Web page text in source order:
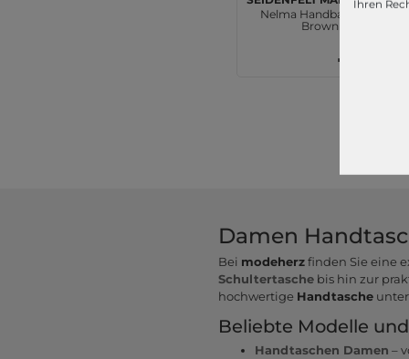
Nelma Handbag Dark
Brown
79,90 €
Damen
Bei modeherzfinden Sie eine
Schultertasche bis hin zur
hochwertige Handtasche
Beliebte Modelle
Handtaschen Damen –
Ihren